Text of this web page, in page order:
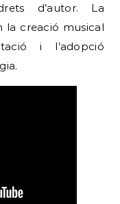
d’autor. La
la creació musical
i l’adopció